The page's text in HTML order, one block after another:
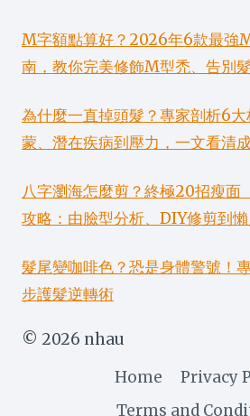
M字額點算好？2026年6款最強
南，教你完美修飾M型禿、告別
為什麼一直掉頭髮？專家剖析6
蒙、潛在疾病到壓力，一文看清
八字瀏海怎麼剪？終極20招瘦面
攻略：由臉型分析、DIY修剪到
髮尾變咖啡色？恐是身體警號！
步護髮逆轉術
© 2026 nhau
Home
Privacy
Terms and